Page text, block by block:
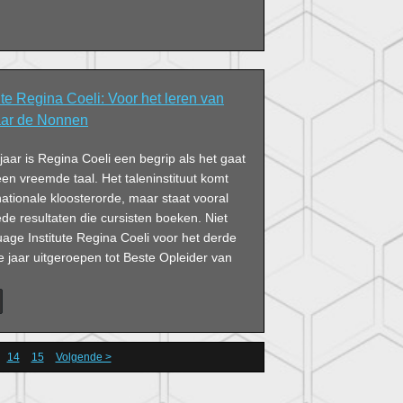
Regina Coeli: Voor het leren van
de Nonnen
is Regina Coeli een begrip als het gaat
vreemde taal. Het taleninstituut komt
kloosterorde, maar staat vooral
resultaten die cursisten boeken. Niet
Institute Regina Coeli voor het derde
jaar uitgeroepen tot Beste Opleider van
14 15 Volgende >